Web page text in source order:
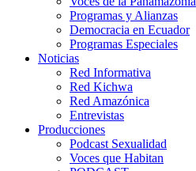
Programas y Alianzas
Democracia en Ecuador
Programas Especiales
Noticias
Red Informativa
Red Kichwa
Red Amazónica
Entrevistas
Producciones
Podcast Sexualidad
Voces que Habitan